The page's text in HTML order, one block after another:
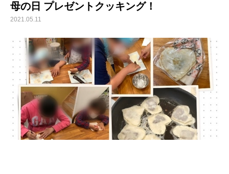
母の日 プレゼントクッキング！
2021.05.11